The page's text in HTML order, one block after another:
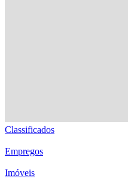
Classificados
Empregos
Imóveis